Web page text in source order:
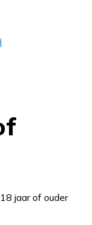
jaar of ouder